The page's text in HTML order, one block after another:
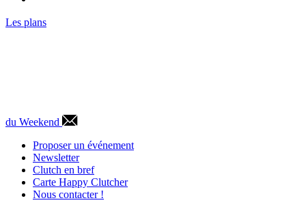
Les plans
du Weekend
Proposer un événement
Newsletter
Clutch en bref
Carte Happy Clutcher
Nous contacter !